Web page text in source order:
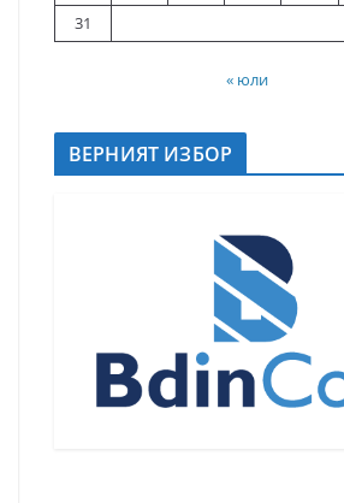
31
« юли
ВЕРНИЯТ ИЗБОР